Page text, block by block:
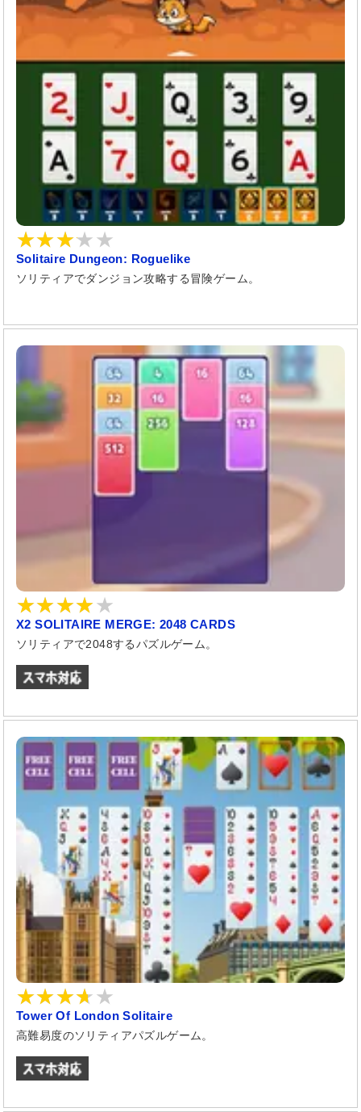
Solitaire Dungeon: Roguelike
ソリティアでダンジョン攻略する冒険ゲーム。
X2 SOLITAIRE MERGE: 2048 CARDS
ソリティアで2048するパズルゲーム。
Tower Of London Solitaire
高難易度のソリティアパズルゲーム。